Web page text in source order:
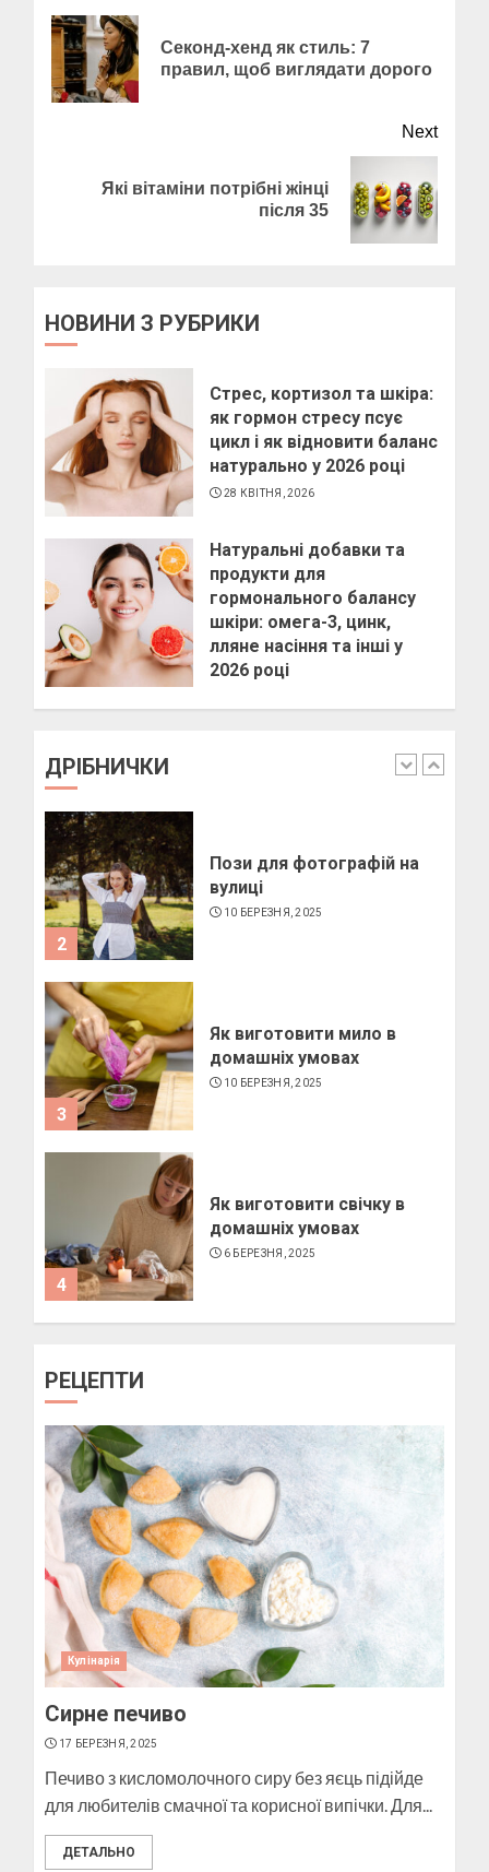
Reading
Секонд-хенд як стиль: 7
правил, щоб виглядати дорого
Next
Які вітаміни потрібні жінці
після 35
НОВИНИ З РУБРИКИ
Стрес, кортизол та шкіра:
як гормон стресу псує
цикл і як відновити баланс
натурально у 2026 році
28 КВІТНЯ, 2026
Натуральні добавки та
продукти для
гормонального балансу
шкіри: омега-3, цинк,
лляне насіння та інші у
2026 році
ДРІБНИЧКИ
2
10 БЕРЕЗНЯ, 2025
Як виготовити мило в
домашніх умовах
4
6 БЕРЕЗНЯ, 2025
1
формі обличчя
11 БЕРЕЗНЯ, 2025
2
3
Як виготовити мило в
домашніх умовах
10 БЕРЕЗНЯ, 2025
4
Як виготовити свічку в
домашніх умовах
6 БЕРЕЗНЯ, 2025
1
Як підібрати окуляри по
формі обличчя
11 БЕРЕЗНЯ, 2025
2
10 БЕРЕЗНЯ, 2025
3
Як виготовити мило в
домашніх умовах
10 БЕРЕЗНЯ, 2025
РЕЦЕПТИ
Кулінарія
Сирне печиво
17 БЕРЕЗНЯ, 2025
Печиво з кисломолочного сиру без яєць підійде
для любителів смачної та корисної випічки. Для...
ДЕТАЛЬНО